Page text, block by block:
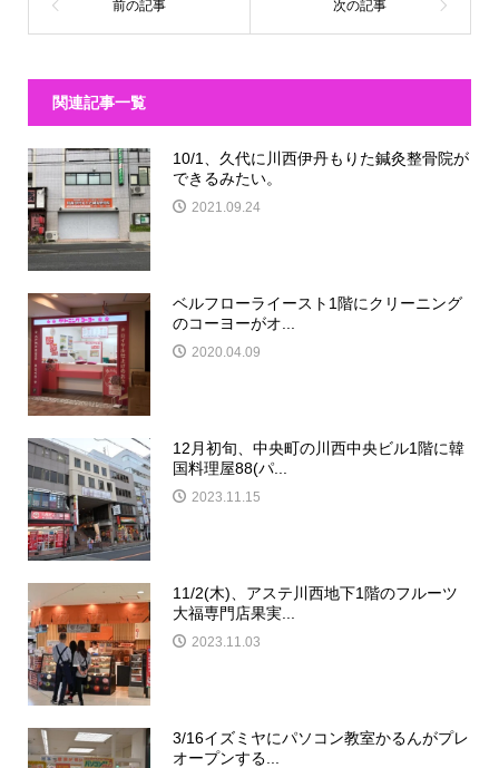
関連記事一覧
10/1、久代に川西伊丹もりた鍼灸整骨院が
できるみたい。
2021.09.24
ベルフローライースト1階にクリーニング
のコーヨーがオ...
2020.04.09
12月初旬、中央町の川西中央ビル1階に韓
国料理屋88(パ...
2023.11.15
11/2(木)、アステ川西地下1階のフルーツ
大福専門店果実...
2023.11.03
3/16イズミヤにパソコン教室かるんがプレ
オープンする...